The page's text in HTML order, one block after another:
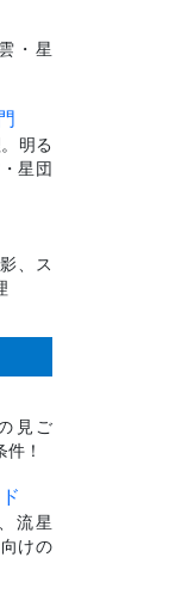
・星
明る
星団
、ス
見ご
！
流星
けの